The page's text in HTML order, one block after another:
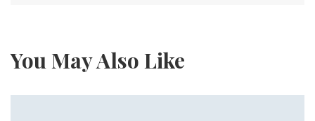
You May Also Like